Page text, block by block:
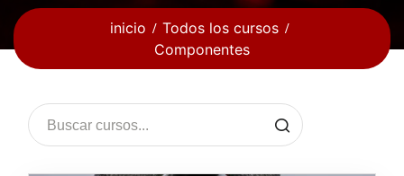
inicio
Todos los cursos
Componentes